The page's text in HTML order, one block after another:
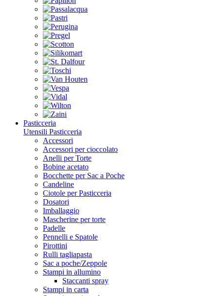
Pasticceria
Utensili Pasticceria
Accessori
Accessori per cioccolato
Anelli per Torte
Bobine acetato
Bocchette per Sac a Poche
Candeline
Ciotole per Pasticceria
Dosatori
Imballaggio
Mascherine per torte
Padelle
Pennelli e Spatole
Pirottini
Rulli tagliapasta
Sac a poche/Zeppole
Stampi in allumino
Staccanti spray
Stampi in carta